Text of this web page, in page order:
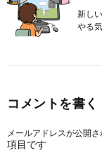
新し
やる
コメントを書く
メールアドレスが公開さ
項目です